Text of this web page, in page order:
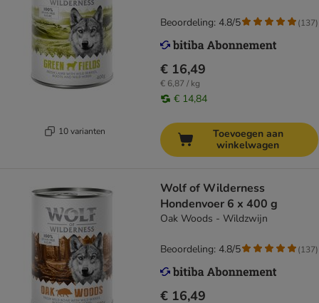
10 varianten
€ 16,49
€ 6,87 / kg
€ 14,84
Beoordeling: 4.8/5 (137)
Toevoegen aan
winkelwagen
Wolf of Wilderness
Hondenvoer 6 x 400 g
Oak Woods - Wildzwijn
€ 16,49
Beoordeling: 4.8/5 (137)